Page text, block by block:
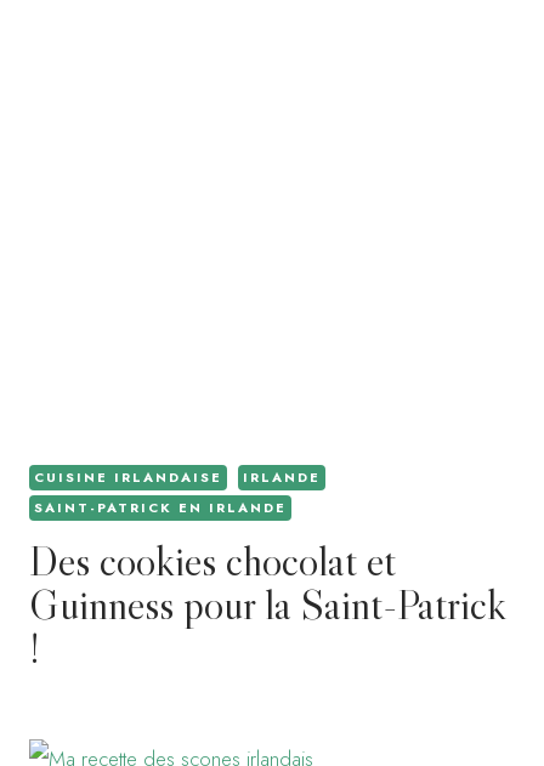
CUISINE IRLANDAISE
IRLANDE
SAINT-PATRICK EN IRLANDE
Des cookies chocolat et
Guinness pour la Saint-Patrick
!